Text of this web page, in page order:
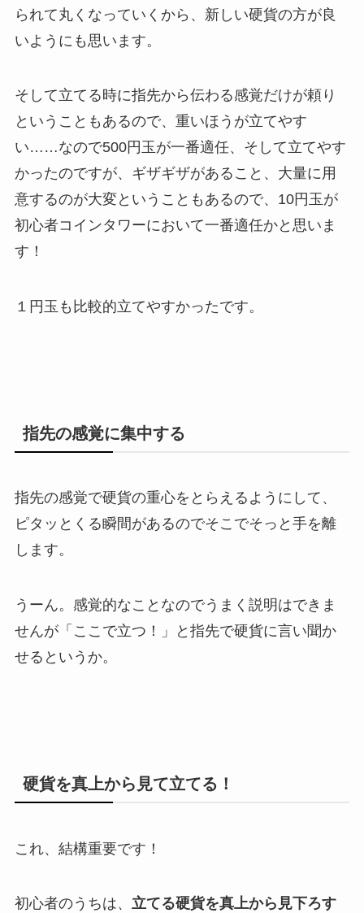
られて丸くなっていくから、新しい硬貨の方が良
いようにも思います。
そして立てる時に指先から伝わる感覚だけが頼り
ということもあるので、重いほうが立てやす
い……なので500円玉が一番適任、そして立てやす
かったのですが、ギザギザがあること、大量に用
意するのが大変ということもあるので、10円玉が
初心者コインタワーにおいて一番適任かと思いま
す！
１円玉も比較的立てやすかったです。
指先の感覚に集中する
指先の感覚で硬貨の重心をとらえるようにして、
ピタッとくる瞬間があるのでそこでそっと手を離
します。
うーん。感覚的なことなのでうまく説明はできま
せんが「ここで立つ！」と指先で硬貨に言い聞か
せるというか。
硬貨を真上から見て立てる！
これ、結構重要です！
初心者のうちは、 立てる硬貨を真上から見下ろす